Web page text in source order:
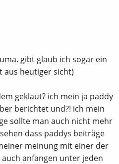
gibt glaub ich sogar ein
aus heutiger sicht)
geklaut? ich mein ja paddy
berichtet und?! ich mein
sollte man auch nicht mehr
dass paddys beiträge
meinung mit einer der
anfangen unter jeden